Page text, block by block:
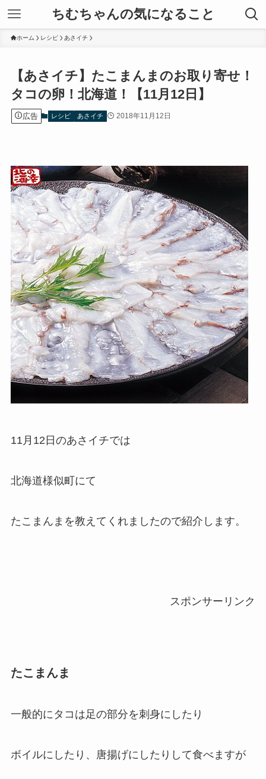
ちむちゃんの気になること
ホーム レシピ あさイチ
【あさイチ】たこまんまのお取り寄せ！
タコの卵！北海道！【11月12日】
広告 レシピ あさイチ 2018年11月12日
11月12日のあさイチでは
北海道様似町にて
たこまんまを教えてくれましたので紹介します。
スポンサーリンク
たこまんま
一般的にタコは足の部分を刺身にしたり
ボイルにしたり、唐揚げにしたりして食べますが